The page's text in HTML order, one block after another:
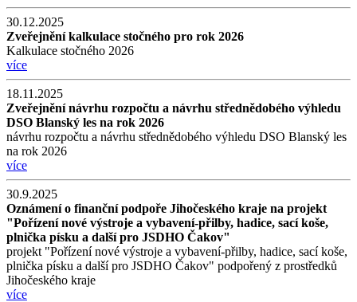
30.12.2025
Zveřejnění kalkulace stočného pro rok 2026
Kalkulace stočného 2026
více
18.11.2025
Zveřejnění návrhu rozpočtu a návrhu střednědobého výhledu
DSO Blanský les na rok 2026
návrhu rozpočtu a návrhu střednědobého výhledu DSO Blanský les
na rok 2026
více
30.9.2025
Oznámení o finanční podpoře Jihočeského kraje na projekt
"Pořízení nové výstroje a vybavení-přilby, hadice, sací koše,
plnička písku a další pro JSDHO Čakov"
projekt "Pořízení nové výstroje a vybavení-přilby, hadice, sací koše,
plnička písku a další pro JSDHO Čakov" podpořený z prostředků
Jihočeského kraje
více